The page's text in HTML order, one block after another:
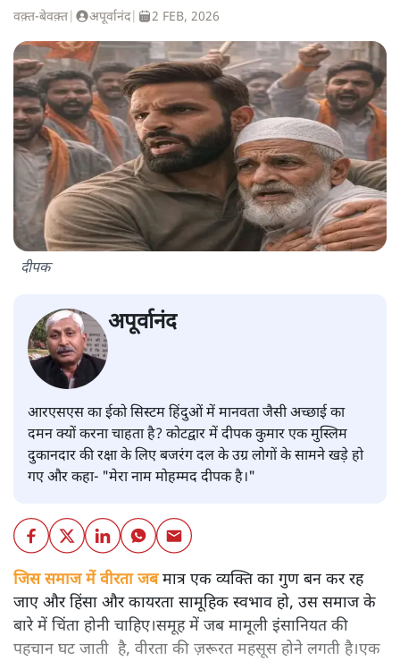
वक़्त-बेवक़्त अपूर्वानंद| 2 FEB, 2026
दीपक
अपूर्वानंद
आरएसएस का ईको सिस्टम हिंदुओं में मानवता जैसी अच्छाई का
दमन क्यों करना चाहता है? कोटद्वार में दीपक कुमार एक मुस्लिम
दुकानदार की रक्षा के लिए बजरंग दल के उग्र लोगों के सामने खड़े हो
गए और कहा- "मेरा नाम मोहम्मद दीपक है।"
जिस समाज में वीरता जबमात्र एक व्यक्ति का गुण बन कर रह
जाए और हिंसा और कायरता सामूहिक स्वभाव हो, उस समाज के
बारे में चिंता होनी चाहिए।समूह में जब मामूली इंसानियत की
पहचान घट जाती है, वीरता की ज़रूरत महसूस होने लगती है।एक